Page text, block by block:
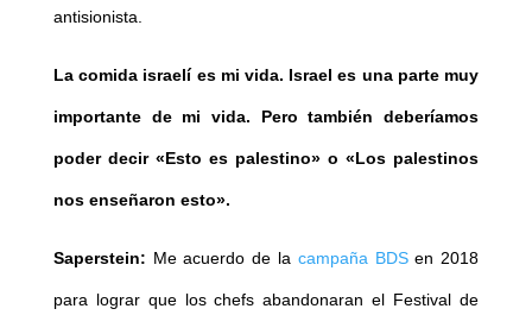
antisionista.
La comida israelí es mi vida. Israel es una parte muy
importante de mi vida. Pero también deberíamos
poder decir «Esto es palestino» o «Los palestinos
nos enseñaron esto».
Saperstein: Me acuerdo de la campaña BDSen 2018
para lograr que los chefs abandonaran el Festival de